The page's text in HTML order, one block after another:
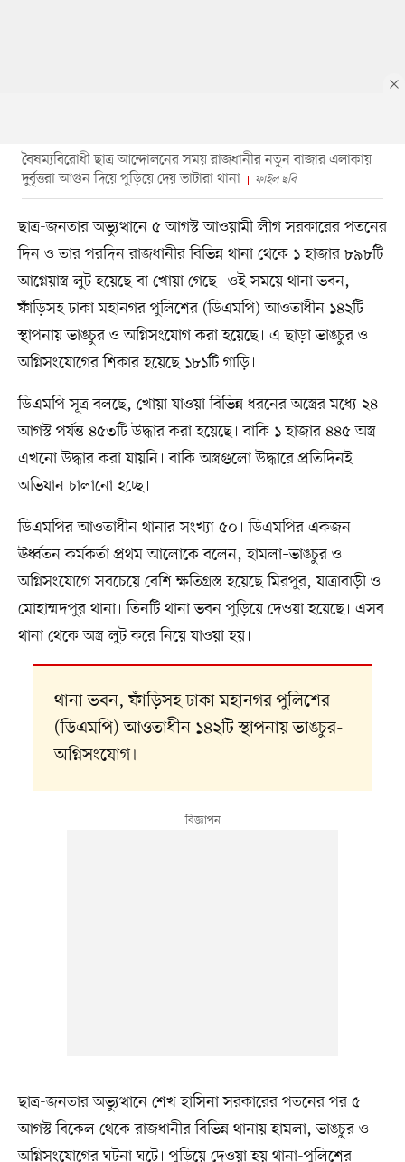
বৈষম্যবিরোধী ছাত্র আন্দোলনের সময় রাজধানীর নতুন বাজার এলাকায়
দুর্বৃত্তরা আগুন দিয়ে পুড়িয়ে দেয় ভাটারা থানা
ফাইল ছবি
ছাত্র-জনতার অভ্যুত্থানে ৫ আগস্ট আওয়ামী লীগ সরকারের পতনের
দিন ও তার পরদিন রাজধানীর বিভিন্ন থানা থেকে ১ হাজার ৮৯৮টি
আগ্নেয়াস্ত্র লুট হয়েছে বা খোয়া গেছে। ওই সময়ে থানা ভবন,
ফাঁড়িসহ ঢাকা মহানগর পুলিশের (ডিএমপি) আওতাধীন ১৪২টি
স্থাপনায় ভাঙচুর ও অগ্নিসংযোগ করা হয়েছে। এ ছাড়া ভাঙচুর ও
অগ্নিসংযোগের শিকার হয়েছে ১৮১টি গাড়ি।
ডিএমপি সূত্র বলছে, খোয়া যাওয়া বিভিন্ন ধরনের অস্ত্রের মধ্যে ২৪
আগস্ট পর্যন্ত ৪৫৩টি উদ্ধার করা হয়েছে। বাকি ১ হাজার ৪৪৫ অস্ত্র
এখনো উদ্ধার করা যায়নি। বাকি অস্ত্রগুলো উদ্ধারে প্রতিদিনই
অভিযান চালানো হচ্ছে।
ডিএমপির আওতাধীন থানার সংখ্যা ৫০। ডিএমপির একজন
ঊর্ধ্বতন কর্মকর্তা প্রথম আলোকে বলেন, হামলা–ভাঙচুর ও
অগ্নিসংযোগে সবচেয়ে বেশি ক্ষতিগ্রস্ত হয়েছে মিরপুর, যাত্রাবাড়ী ও
মোহাম্মদপুর থানা। তিনটি থানা ভবন পুড়িয়ে দেওয়া হয়েছে। এসব
থানা থেকে অস্ত্র লুট করে নিয়ে যাওয়া হয়।
থানা ভবন, ফাঁড়িসহ ঢাকা মহানগর পুলিশের
(ডিএমপি) আওতাধীন ১৪২টি স্থাপনায় ভাঙচুর-
অগ্নিসংযোগ।
ছাত্র-জনতার অভ্যুত্থানে শেখ হাসিনা সরকারের পতনের পর ৫
আগস্ট বিকেল থেকে রাজধানীর বিভিন্ন থানায় হামলা, ভাঙচুর ও
অগ্নিসংযোগের ঘটনা ঘটে। পুড়িয়ে দেওয়া হয় থানা-পুলিশের